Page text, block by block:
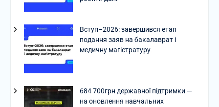
Вступ–2026: завершився етап
подання заяв на бакалаврат і
медичну магістратуру
684 700грн державної підтримки —
на оновлення навчальних